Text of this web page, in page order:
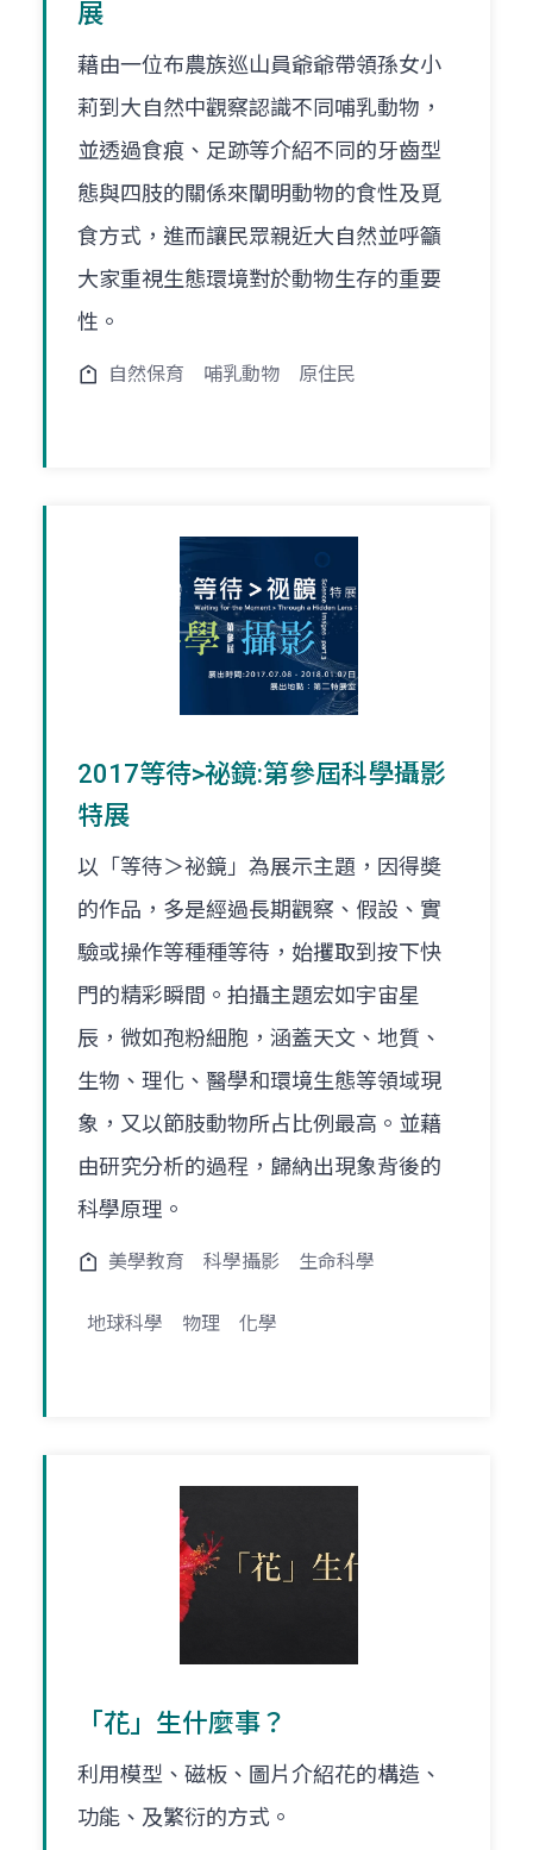
展
藉由一位布農族巡山員爺爺帶領孫女小
莉到大自然中觀察認識不同哺乳動物，
並透過食痕、足跡等介紹不同的牙齒型
態與四肢的關係來闡明動物的食性及覓
食方式，進而讓民眾親近大自然並呼籲
大家重視生態環境對於動物生存的重要
性。
自然保育 哺乳動物 原住民
2017等待>祕鏡:第參屆科學攝影
特展
以「等待＞祕鏡」為展示主題，因得奬
的作品，多是經過長期觀察、假設、實
驗或操作等種種等待，始攫取到按下快
門的精彩瞬間。拍攝主題宏如宇宙星
辰，微如孢粉細胞，涵蓋天文、地質、
生物、理化、醫學和環境生態等領域現
象，又以節肢動物所占比例最高。並藉
由研究分析的過程，歸納出現象背後的
科學原理。
美學教育 科學攝影 生命科學
地球科學 物理 化學
「花」生什麼事？
利用模型、磁板、圖片介紹花的構造、
功能、及繁衍的方式。